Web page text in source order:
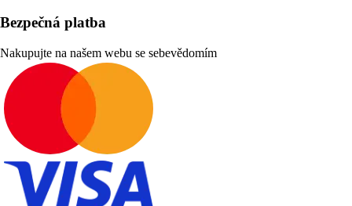
Bezpečná platba
Nakupujte na našem webu se sebevědomím